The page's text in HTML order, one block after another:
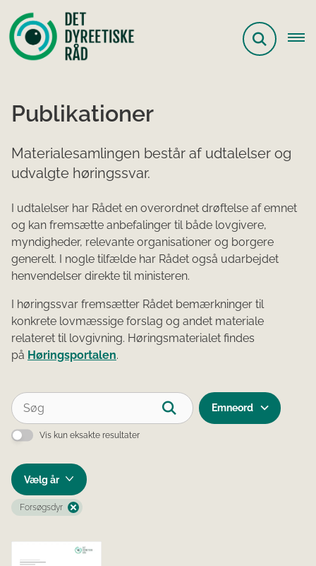
Publikationer
Materialesamlingen består af udtalelser og
udvalgte høringssvar.
I udtalelser har Rådet en overordnet drøftelse af emnet
og kan fremsætte anbefalinger til både lovgivere,
myndigheder, relevante organisationer og borgere
generelt. I nogle tilfælde har Rådet også udarbejdet
henvendelser direkte til ministeren.
I høringssvar fremsætter Rådet bemærkninger til
konkrete lovmæssige forslag og andet materiale
relateret til lovgivning. Høringsmaterialet findes
på Høringsportalen.
Vis kun eksakte resultater
Emneord
Forsøgsdyr